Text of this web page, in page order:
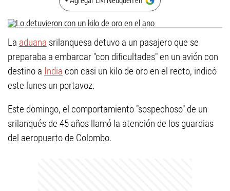
La aduana srilanquesa detuvo a un pasajero que se
preparaba a embarcar "con dificultades" en un avión con
destino a India con casi un kilo de oro en el recto, indicó
este lunes un portavoz.
Este domingo, el comportamiento "sospechoso" de un
srilanqués de 45 años llamó la atención de los guardias
del aeropuerto de Colombo.